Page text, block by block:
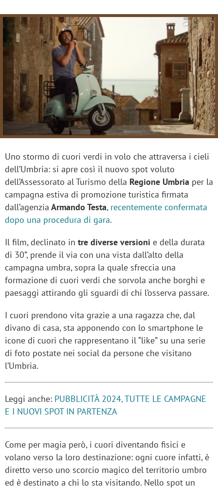
Uno stormo di cuori verdi in volo che attraversa i cieli
dell’Umbria: si apre così il nuovo spot voluto
dell’Assessorato al Turismo della Regione Umbria per la
campagna estiva di promozione turistica firmata
dall’agenzia Armando Testa, recentemente confermata
dopo una procedura di gara.
Il film, declinato in tre diverse versioni e della durata
di 30”, prende il via con una vista dall’alto della
campagna umbra, sopra la quale sfreccia una
formazione di cuori verdi che sorvola anche borghi e
paesaggi attirando gli sguardi di chi l’osserva passare.
I cuori prendono vita grazie a una ragazza che, dal
divano di casa, sta apponendo con lo smartphone le
icone di cuori che rappresentano il “like” su una serie
di foto postate nei social da persone che visitano
l’Umbria.
Leggi anche: PUBBLICITÀ 2024, TUTTE LE CAMPAGNE
E I NUOVI SPOT IN PARTENZA
Come per magia però, i cuori diventando fisici e
volano verso la loro destinazione: ogni cuore infatti, è
diretto verso uno scorcio magico del territorio umbro
ed è destinato a chi lo sta visitando. Nello spot un